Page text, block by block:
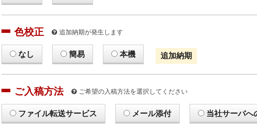
色校正 追加納期が発生します
なし 簡易 本機 追加納期
ご入稿方法 ご希望の入稿方法を選択してください
ファイル転送サービス メール添付 当社サーバへ